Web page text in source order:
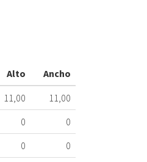
Alto
Ancho
11,00
11,00
0
0
0
0